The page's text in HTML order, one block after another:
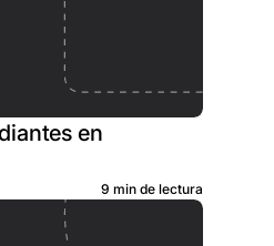
en
9 min de lectura